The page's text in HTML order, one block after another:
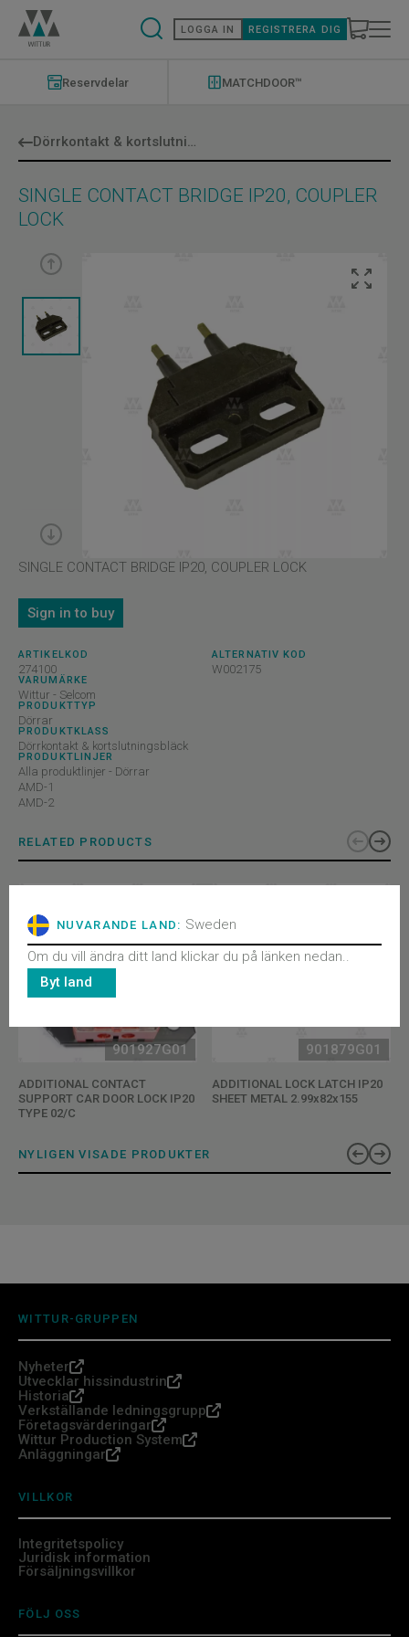
Hoppa
huvudinnehåll
LOGGA IN REGISTRERA DIG
Reservdelar MATCHDOOR™
Dörrkontakt & kortslutningsbläck
SINGLE CONTACT BRIDGE IP20, COUPLER
LOCK
SINGLE CONTACT BRIDGE IP20, COUPLER LOCK
Sign in to buy
ARTIKELKOD
274100
VARUMÄRKE
Wittur - Selcom
PRODUKTTYP
Dörrar
PRODUKTKLASS
Dörrkontakt & kortslutningsbläck
PRODUKTLINJER
Alla produktlinjer - Dörrar
AMD-1
AMD-2
ALTERNATIV KOD
W002175
RELATED PRODUCTS
901927G01
ADDITIONAL CONTACT
SUPPORT CAR DOOR LOCK IP20
TYPE 02/C
901879G01
ADDITIONAL LOCK LATCH IP20
SHEET METAL 2.99x82x155
NYLIGEN VISADE PRODUKTER
WITTUR-GRUPPEN
Nyheter
Utvecklar hissindustrin
Historia
Verkställande ledningsgrupp
Företagsvärderingar
Wittur Production System
Anläggningar
VILLKOR
Integritetspolicy
Juridisk information
Försäljningsvillkor
FÖLJ OSS
NUVARANDE LAND: Sweden
Om du vill ändra ditt land klickar du på länken nedan..
Byt land